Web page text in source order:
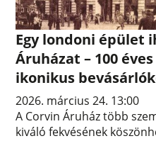
Egy londoni épület
Áruházat – 100
ikonikus
2026. március 24. 13:00
A Corvin Áruház több
kiváló fekvésének